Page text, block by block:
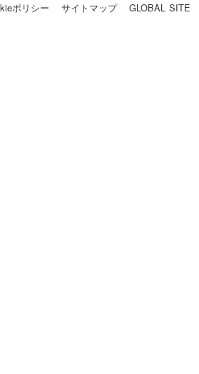
ポリシー サイトマップ GLOBAL SITE